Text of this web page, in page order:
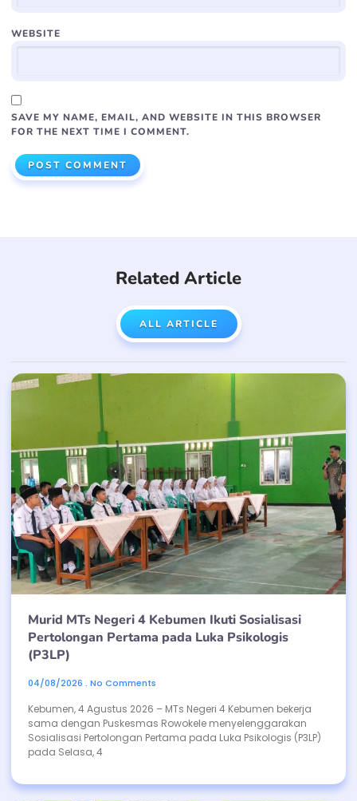
WEBSITE
SAVE MY NAME, EMAIL, AND WEBSITE IN THIS BROWSER
FOR THE NEXT TIME I COMMENT.
Related Article
ALL ARTICLE
Murid MTs Negeri 4 Kebumen Ikuti Sosialisasi
Pertolongan Pertama pada Luka Psikologis
(P3LP)
04/08/2026 No Comments
Kebumen, 4 Agustus 2026 – MTs Negeri 4 Kebumen bekerja
sama dengan Puskesmas Rowokele menyelenggarakan
Sosialisasi Pertolongan Pertama pada Luka Psikologis (P3LP)
pada Selasa, 4